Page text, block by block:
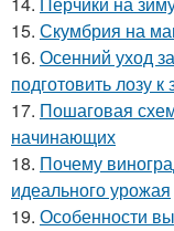
15. Скумбрия на
16. Осенний уход
подготовить лозу к
17. Пошаговая
начинающих
18. Почему
идеального урожая
19. Особенности